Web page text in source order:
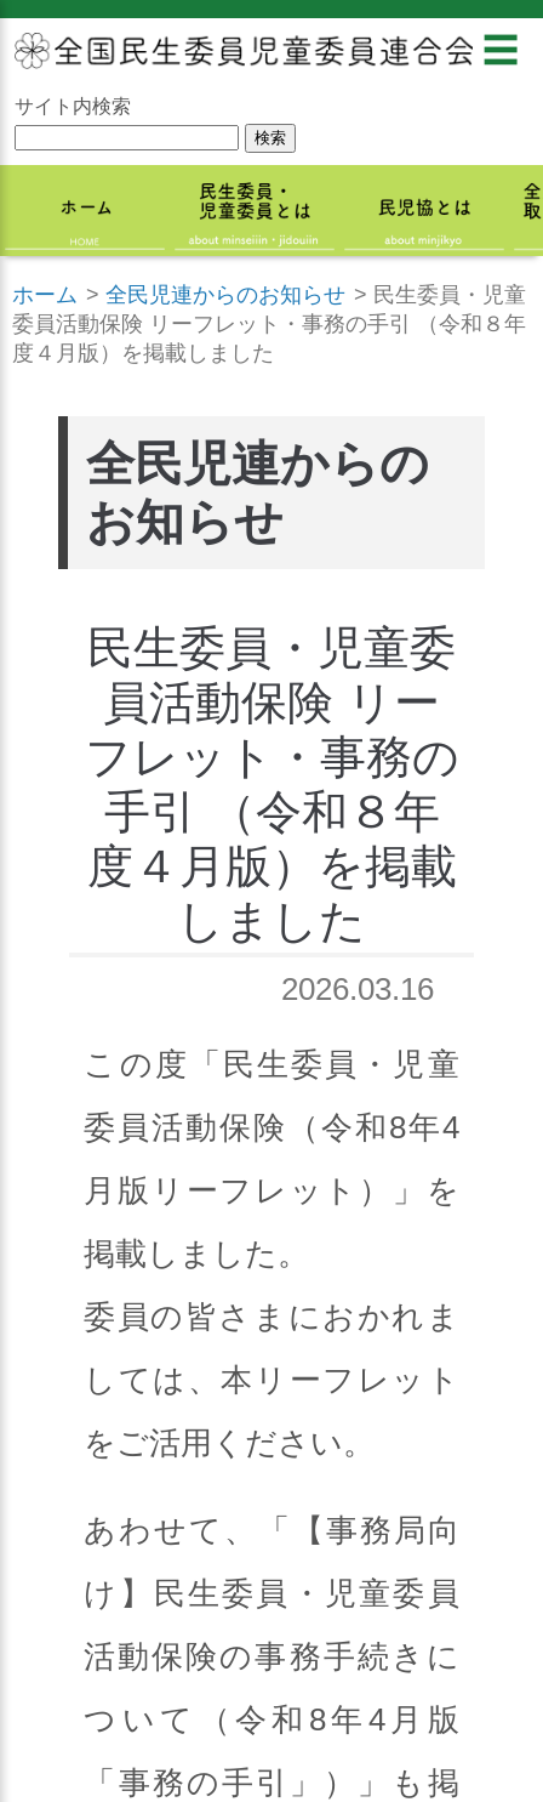
☰
サイト内検索
ホーム > 全民児連からのお知らせ > 民生委員・児童
委員活動保険 リーフレット・事務の手引 （令和８年
度４月版）を掲載しました
全民児連からの
お知らせ
民生委員・児童委
員活動保険 リー
フレット・事務の
手引 （令和８年
度４月版）を掲載
しました
2026.03.16
この度「民生委員・児童
委員活動保険（令和8年4
月版リーフレット）」を
掲載しました。
委員の皆さまにおかれま
しては、本リーフレット
をご活用ください。
あわせて、「【事務局向
け】民生委員・児童委員
活動保険の事務手続きに
ついて（令和8年4月版
「事務の手引」）」も掲